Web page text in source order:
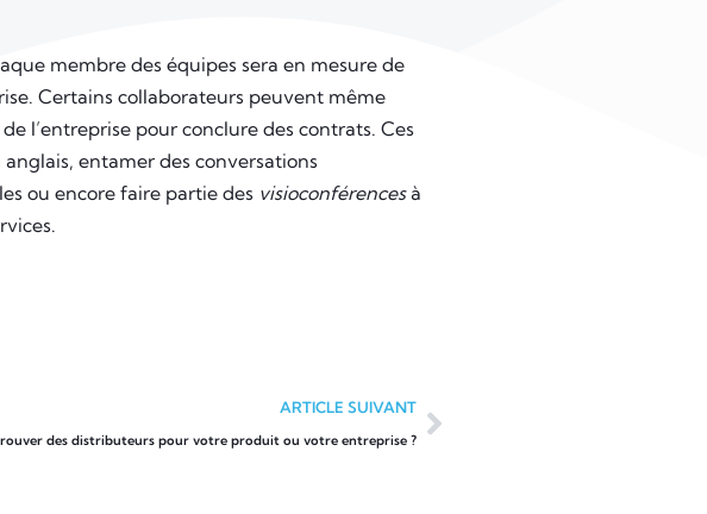
membre des équipes sera en mesure de
Certains collaborateurs peuvent même
l’entreprise pour conclure des contrats. Ces
anglais, entamer des conversations
ou encore faire partie des visioconférencesà
ARTICLE SUIVANT
des distributeurs pour votre produit ou votre entreprise ?